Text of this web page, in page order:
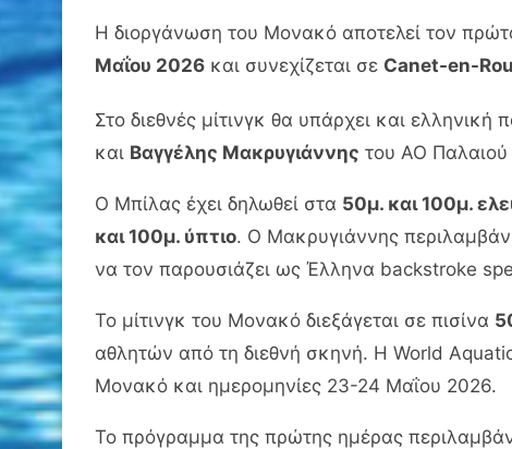
Η διοργάνωση του Μονακό αποτελεί τον
Μαΐου 2026 και συνεχίζεται σε Canet-en-
Στο διεθνές μίτινγκ θα υπάρχει και
και Βαγγέλης Μακρυγιάννης του ΑΟ Παλαιού
Ο Μπίλας έχει δηλωθεί στα 50μ. και 100μ.
και 100μ. ύπτιο. Ο Μακρυγιάννης
να τον παρουσιάζει ως Έλληνα backstroke
Το μίτινγκ του Μονακό διεξάγεται σε πισίνα
αθλητών από τη διεθνή σκηνή. Η World
Μονακό και ημερομηνίες 23-24 Μαΐου 2026.
Το πρόγραμμα της πρώτης ημέρας